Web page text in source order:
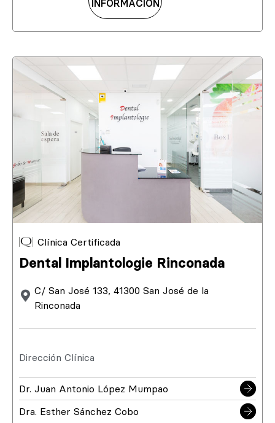
INFORMACIÓN
Clínica Certificada
Dental Implantologie Rinconada
C/ San José 133, 41300 San José de la
Rinconada
Dirección Clínica
Dr. Juan Antonio López Mumpao
Dra. Esther Sánchez Cobo